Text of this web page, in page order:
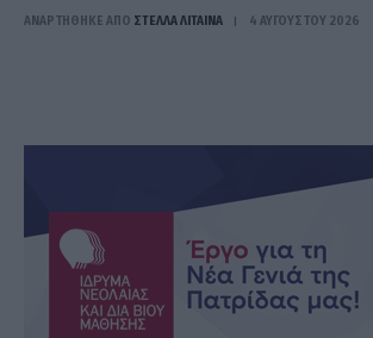
ΑΝΑΡΤΗΘΗΚΕ ΑΠΟ ΣΤΈΛΛΑ ΛΊΤΑΙΝΑ 4 ΑΥΓΟΎΣΤΟΥ 2026